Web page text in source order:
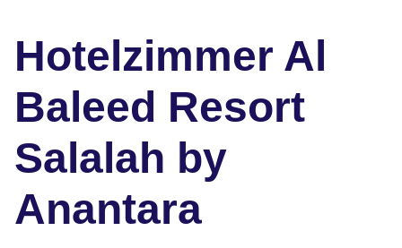
Hotelzimmer Al
Baleed Resort
Salalah by
Anantara